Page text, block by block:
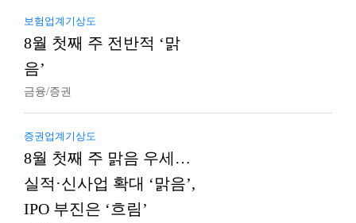
보험업계기상도
8월 첫째 주 전반적 ‘맑
음’
금융/증권
증권업계기상도
8월 첫째 주 맑음 우세…
실적·신사업 확대 ‘맑음’,
IPO 부진은 ‘흐림’